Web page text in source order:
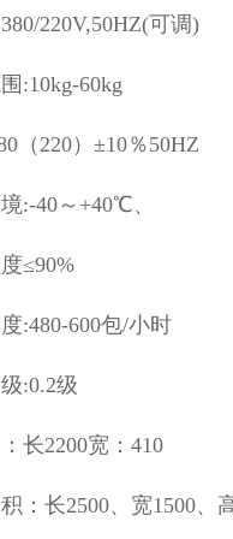
220V,50HZ(可调)
:10kg-60kg
（220）±10％50HZ
:-40～+40℃、
≤90%
:480-600包/小时
:0.2级
长2200宽：410
：长2500、宽1500、